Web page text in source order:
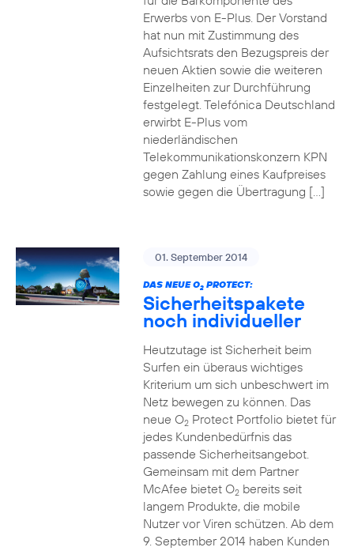
Erwerbs von E-Plus. Der Vorstand
hat nun mit Zustimmung des
Aufsichtsrats den Bezugspreis der
neuen Aktien sowie die weiteren
Einzelheiten zur Durchführung
festgelegt. Telefónica Deutschland
erwirbt E-Plus vom
niederländischen
Telekommunikationskonzern KPN
gegen Zahlung eines Kaufpreises
sowie gegen die Übertragung […]
01. September 2014
DAS NEUE O2PROTECT:
Sicherheitspakete
noch individueller
Heutzutage ist Sicherheit beim
Surfen ein überaus wichtiges
Kriterium um sich unbeschwert im
Netz bewegen zu können. Das
neue O2Protect Portfolio bietet für
jedes Kundenbedürfnis das
passende Sicherheitsangebot.
Gemeinsam mit dem Partner
McAfee bietet O2bereits seit
langem Produkte, die mobile
Nutzer vor Viren schützen. Ab dem
9. September 2014 haben Kunden